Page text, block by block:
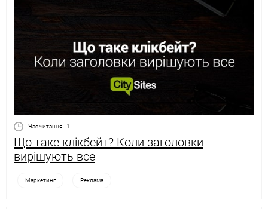
Час читання: 1
Що таке клікбейт? Коли заголовки
вирішують все
Маркетинг Реклама